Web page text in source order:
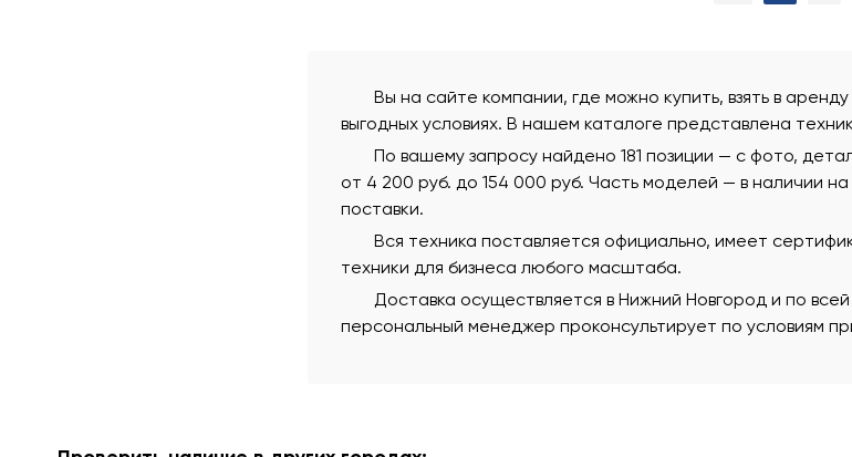
Вы на сайте компании, где можно купить, взять в
выгодных условиях. В нашем каталоге представлена
По вашему запросу найдено 181 позиции — с фото,
от 4 200 руб. до 154 000 руб. Часть моделей — в наличии
поставки.
Вся техника поставляется официально, имеет
техники для бизнеса любого масштаба.
Доставка осуществляется в Нижний Новгород и по
персональный менеджер проконсультирует по условиям